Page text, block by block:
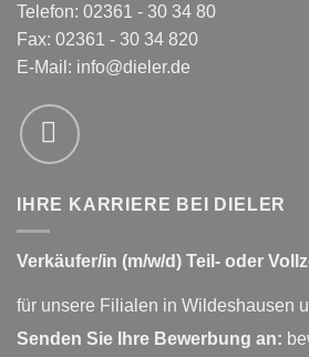
Telefon: 02361 - 30 34 80
Fax: 02361 - 30 34 820
E-Mail: info@dieler.de
IHRE KARRIERE BEI DIELER
Verkäufer/in (m/w/d) Teil- oder
für unsere Filialen in Wildeshausen
Senden Sie Ihre Bewerbung an: